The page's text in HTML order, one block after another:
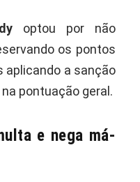
optou por não
os pontos
aplicando a sanção
pontuação geral.
e nega má-